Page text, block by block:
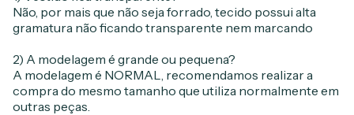
Não, por mais que não seja forrado, tecido possui alta
gramatura não ficando transparente nem marcando
2) A modelagem é grande ou pequena?
A modelagem é NORMAL, recomendamos realizar a
compra do mesmo tamanho que utiliza normalmente em
outras peças.